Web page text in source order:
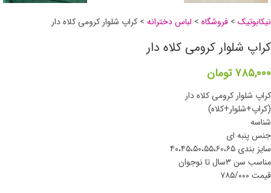
نیکابوتیک > فروشگاه > لباس دخترانه > کراپ شلوار کرومی کلاه دار
کراپ شلوار کرومی کلاه دار
۷۸۵,۰۰۰ تومان
کراپ شلوار کرومی کلاه دار
(کراپ+شلوار+کلاه)
شناسه
جنس پنبه ای
سایز بندی ۴۰،۴۵،۵۰،۵۵،۶۰،۶۵
مناسب سن ۳سال تا نوجوان
قیمت ۷۸۵/۰۰۰